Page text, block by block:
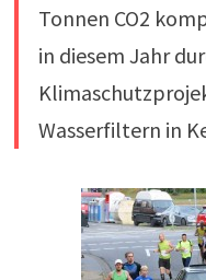
Tonnen CO2
in diesem Jahr
Wasserfiltern in